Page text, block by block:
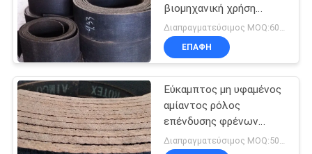
βιομηχανική χρήση
γερανών ορείχαλκου
ενισχυμένη καλώδιο
ΕΠΑΦΉ
Εύκαμπτος μη υφαμένος
αμίαντος ρόλος
επένδυσης φρένων
τρακτέρ